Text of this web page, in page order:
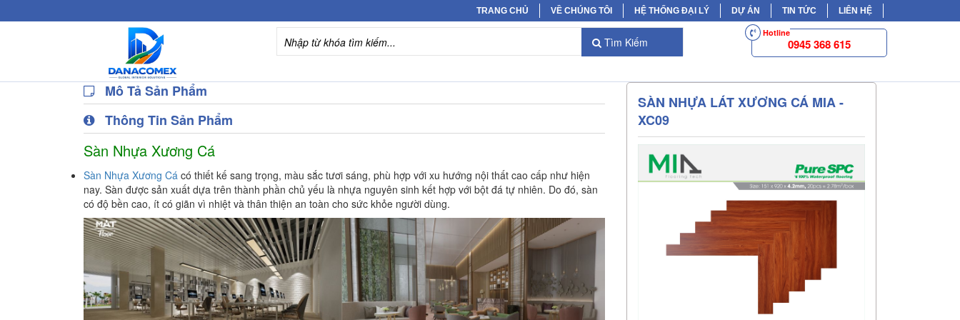
TRANG CHỦ VỀ CHÚNG TÔI HỆ THỐNG ĐẠI LÝ DỰ ÁN TIN TỨC LIÊN HỆ
Tìm Kiếm 0945 368 615
Hotline
Mô Tả Sản Phẩm
Thông Tin Sản Phẩm
Sàn Nhựa Xương Cá
Sàn Nhựa Xương Cá có thiết kế sang trọng, màu sắc tươi sáng, phù hợp với xu hướng nội thất cao cấp như hiện
nay. Sàn được sản xuất dựa trên thành phần chủ yếu là nhựa nguyên sinh kết hợp với bột đá tự nhiên. Do đó, sàn
có độ bền cao, ít có giãn vì nhiệt và thân thiện an toàn cho sức khỏe người dùng.
SÀN NHỰA LÁT XƯƠNG CÁ MIA -
XC09